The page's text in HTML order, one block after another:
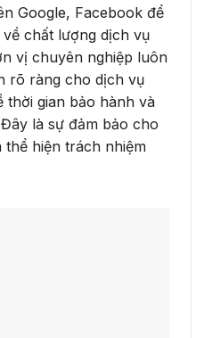
Google, Facebook để
chất lượng dịch vụ
vị chuyên nghiệp luôn
rõ ràng cho dịch vụ
thời gian bảo hành và
là sự đảm bảo cho
hiện trách nhiệm